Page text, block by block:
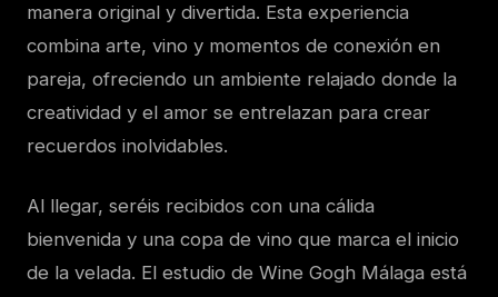
manera original y divertida. Esta experiencia
combina arte, vino y momentos de conexión en
pareja, ofreciendo un ambiente relajado donde la
creatividad y el amor se entrelazan para crear
recuerdos inolvidables.
Al llegar, seréis recibidos con una cálida
bienvenida y una copa de vino que marca el inicio
de la velada. El estudio de Wine Gogh Málaga está